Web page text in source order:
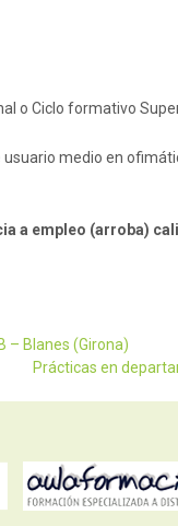
o Ciclo formativo
medio en
a empleo (arroba)
– Blanes (Girona)
Prácticas en